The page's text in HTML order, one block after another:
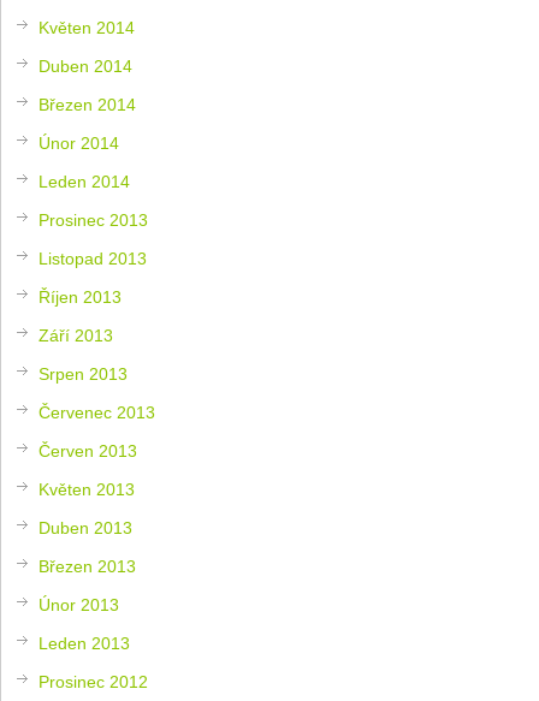
Květen 2014
Duben 2014
Březen 2014
Únor 2014
Leden 2014
Prosinec 2013
Listopad 2013
Říjen 2013
Září 2013
Srpen 2013
Červenec 2013
Červen 2013
Květen 2013
Duben 2013
Březen 2013
Únor 2013
Leden 2013
Prosinec 2012